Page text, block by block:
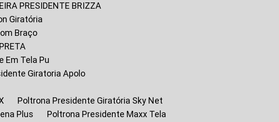
PRESIDENTE BRIZZA
Giratória
Braço
Em Tela Pu
Giratoria Apolo
Poltrona Presidente Giratória Sky Net
Plus
Poltrona Presidente Maxx Tela